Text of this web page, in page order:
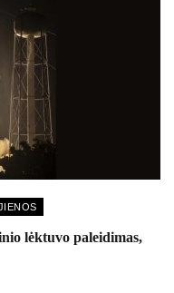
lėktuvo paleidimas,